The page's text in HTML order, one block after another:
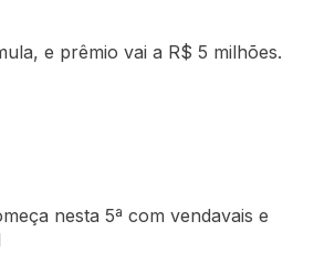
e prêmio vai a R$ 5 milhões.
nesta 5ª com vendavais e